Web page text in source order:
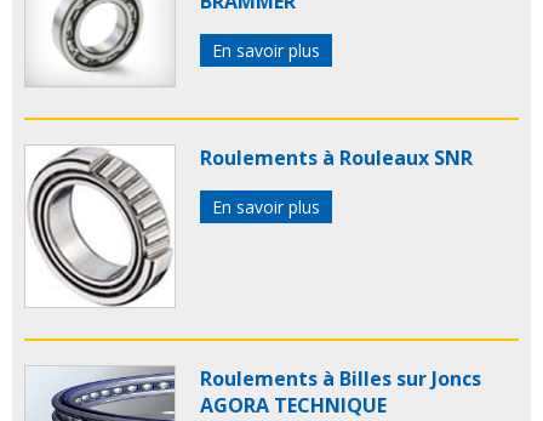
En savoir plus
Roulements à Rouleaux SNR
En savoir plus
Roulements à Billes sur Joncs
AGORA TECHNIQUE